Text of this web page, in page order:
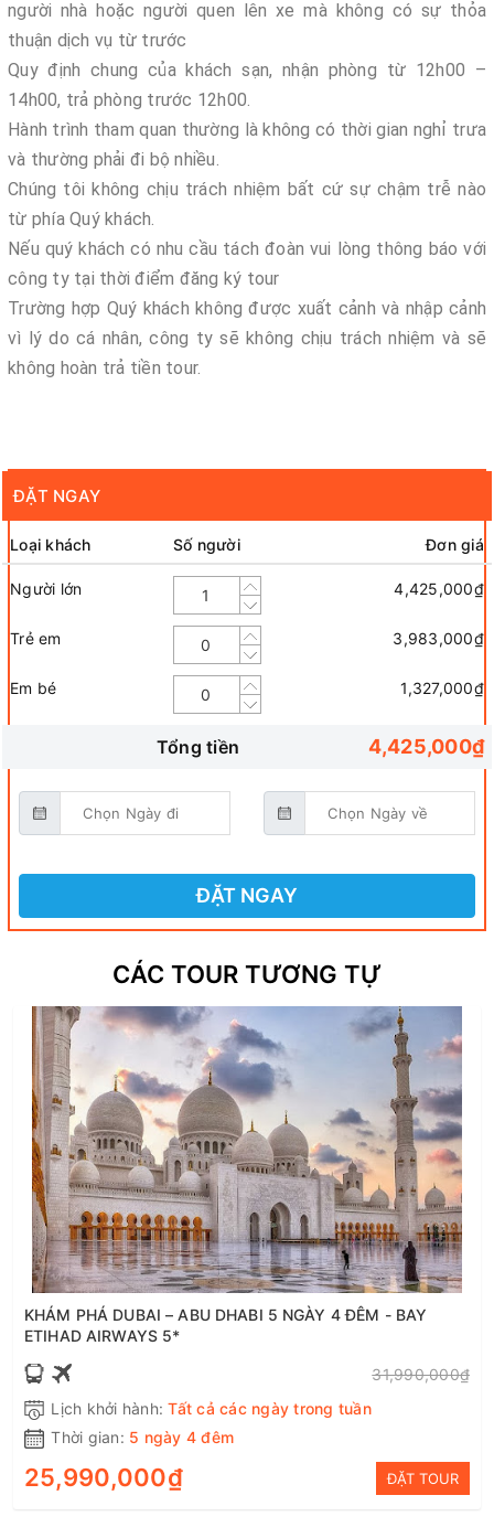
người nhà hoặc người quen lên xe mà không có sự thỏa
thuận dịch vụ từ trước
Quy định chung của khách sạn, nhận phòng từ 12h00 –
14h00, trả phòng trước 12h00.
Hành trình tham quan thường là không có thời gian nghỉ trưa
và thường phải đi bộ nhiều.
Chúng tôi không chịu trách nhiệm bất cứ sự chậm trễ nào
từ phía Quý khách.
Nếu quý khách có nhu cầu tách đoàn vui lòng thông báo với
công ty tại thời điểm đăng ký tour
Trường hợp Quý khách không được xuất cảnh và nhập cảnh
vì lý do cá nhân, công ty sẽ không chịu trách nhiệm và sẽ
không hoàn trả tiền tour.
ĐẶT NGAY
Loại khách Số người Đơn giá
Người lớn 4,425,000₫
Trẻ em 3,983,000₫
Em bé 1,327,000₫
Tổng tiền 4,425,000₫
ĐẶT NGAY
CÁC TOUR TƯƠNG TỰ
KHÁM PHÁ DUBAI – ABU DHABI 5 NGÀY 4 ĐÊM - BAY
ETIHAD AIRWAYS 5*
31,990,000₫
Lịch khởi hành:Tất cả các ngày trong tuần
Thời gian: 5 ngày 4 đêm
25,990,000₫ ĐẶT TOUR